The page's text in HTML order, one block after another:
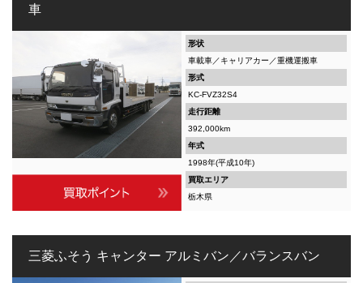
車
形状
車載車／キャリアカー／重機運搬車
形式
KC-FVZ32S4
走行距離
392,000km
年式
1998年(平成10年)
買取エリア
栃木県
三菱ふそう キャンター アルミバン／バランスバン